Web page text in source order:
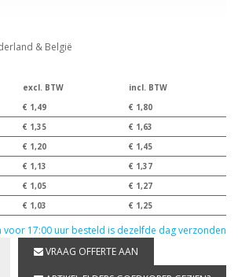
& België
excl. BTW
incl. BTW
€ 1,49
€ 1,80
€ 1,35
€ 1,63
€ 1,20
€ 1,45
€ 1,13
€ 1,37
€ 1,05
€ 1,27
€ 1,03 € 1,25
voor 17:00 uur besteld is dezelfde dag verzonden
VRAAG OFFERTE AAN